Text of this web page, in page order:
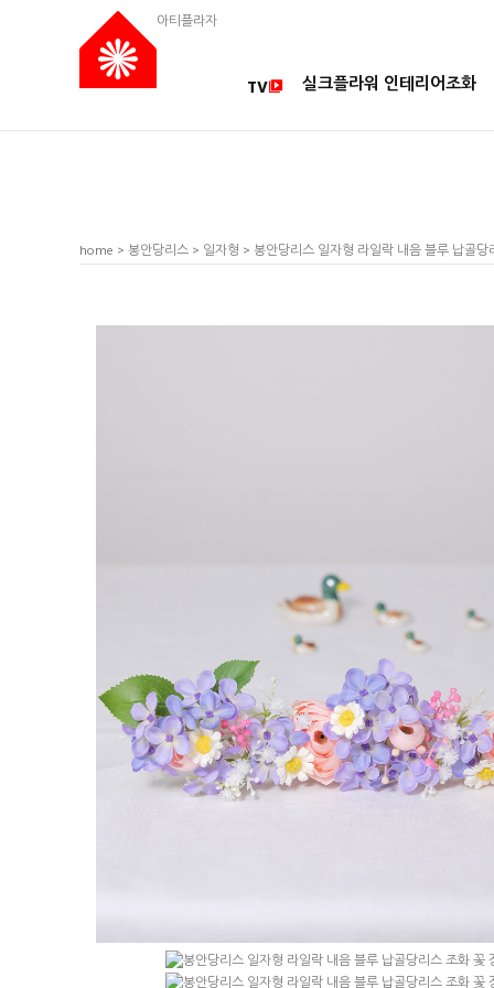
아티플라자
TV 실크플라워 인테리어조화
home > 봉안당리스 > 일자형 > 봉안당리스 일자형 라일락 내음 블루 납골